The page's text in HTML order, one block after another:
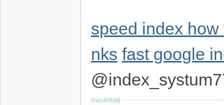
speed index
nks fast google